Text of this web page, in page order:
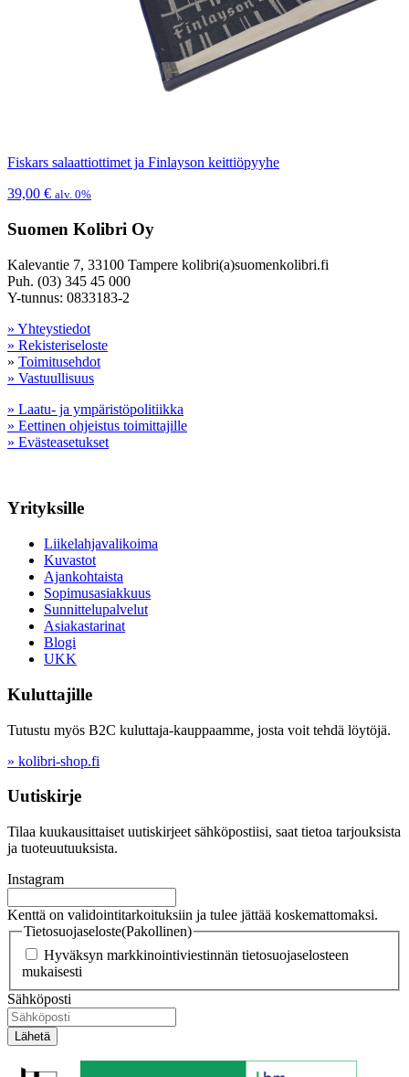
Fiskars salaattiottimet ja Finlayson keittiöpyyhe
39,00 € alv. 0%
Suomen Kolibri Oy
Kalevantie 7, 33100 Tampere kolibri(a)suomenkolibri.fi
Puh. (03) 345 45 000
Y-tunnus: 0833183-2
» Yhteystiedot
» Rekisteriseloste
» Toimitusehdot
» Vastuullisuus
» Laatu- ja ympäristöpolitiikka
» Eettinen ohjeistus toimittajille
» Evästeasetukset
Yrityksille
Liikelahjavalikoima
Kuvastot
Ajankohtaista
Sopimusasiakkuus
Sunnittelupalvelut
Asiakastarinat
Blogi
UKK
Kuluttajille
Tutustu myös B2C kuluttaja-kauppaamme, josta voit tehdä löytöjä.
» kolibri-shop.fi
Uutiskirje
Tilaa kuukausittaiset uutiskirjeet sähköpostiisi, saat tietoa tarjouksista
ja tuoteuutuuksista.
Instagram
Kenttä on validointitarkoituksiin ja tulee jättää koskemattomaksi.
Tietosuojaseloste(Pakollinen)
Hyväksyn markkinointiviestinnän tietosuojaselosteen
mukaisesti
Sähköposti